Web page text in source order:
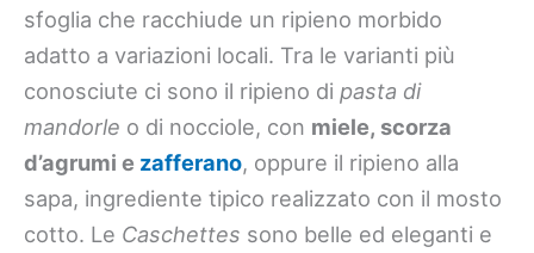
sfoglia che racchiude un ripieno morbido
adatto a variazioni locali. Tra le varianti più
conosciute ci sono il ripieno di pasta di
mandorle o di nocciole, con miele, scorza
d’agrumi e zafferano, oppure il ripieno alla
sapa, ingrediente tipico realizzato con il mosto
cotto. Le Caschettes sono belle ed eleganti e